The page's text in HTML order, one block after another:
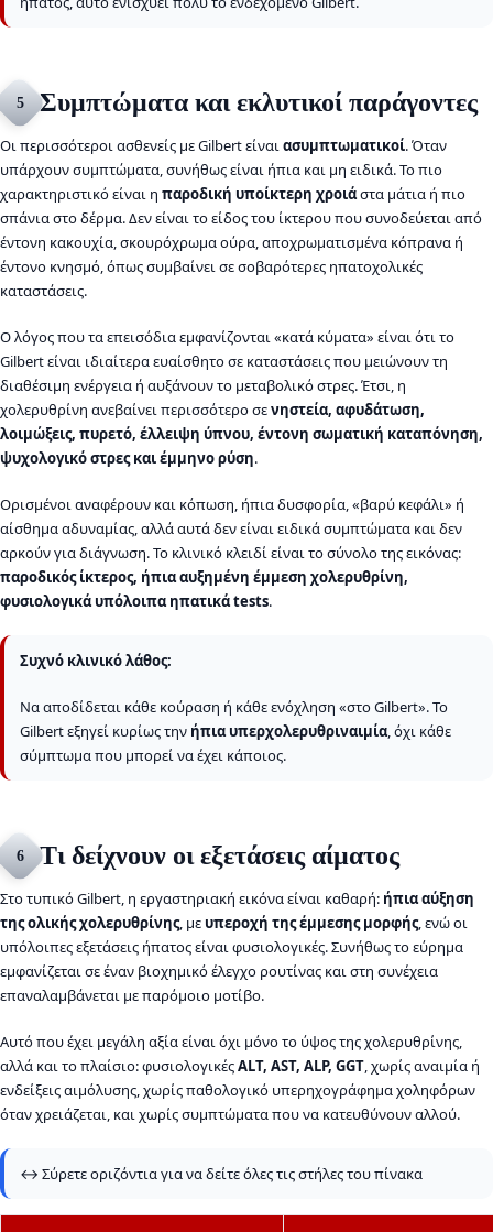
5 Συμπτώματα και εκλυτικοί παράγοντες
Οι περισσότεροι ασθενείς με Gilbert είναιασυμπτωματικοί. Όταν
υπάρχουν συμπτώματα, συνήθως είναι ήπια και μη ειδικά. Το πιο
χαρακτηριστικό είναι η παροδική υποίκτερη χροιάστα μάτια ή πιο
σπάνια στο δέρμα. Δεν είναι το είδος του ίκτερου που συνοδεύεται από
έντονη κακουχία, σκουρόχρωμα ούρα, αποχρωματισμένα κόπρανα ή
έντονο κνησμό, όπως συμβαίνει σε σοβαρότερες ηπατοχολικές
καταστάσεις.
Ο λόγος που τα επεισόδια εμφανίζονται «κατά κύματα» είναι ότι το
Gilbert είναι ιδιαίτερα ευαίσθητο σε καταστάσεις που μειώνουν τη
διαθέσιμη ενέργεια ή αυξάνουν το μεταβολικό στρες. Έτσι, η
χολερυθρίνη ανεβαίνει περισσότερο σενηστεία, αφυδάτωση,
λοιμώξεις, πυρετό, έλλειψη ύπνου, έντονη σωματική καταπόνηση,
ψυχολογικό στρες και έμμηνο ρύση.
Ορισμένοι αναφέρουν και κόπωση, ήπια δυσφορία, «βαρύ κεφάλι» ή
αίσθημα αδυναμίας, αλλά αυτά δεν είναι ειδικά συμπτώματα και δεν
αρκούν για διάγνωση. Το κλινικό κλειδί είναι το σύνολο της εικόνας:
παροδικός ίκτερος, ήπια αυξημένη έμμεση χολερυθρίνη,
φυσιολογικά υπόλοιπα ηπατικά tests.
Συχνό κλινικό λάθος:
Να αποδίδεται κάθε κούραση ή κάθε ενόχληση «στο Gilbert». Το
Gilbert εξηγεί κυρίως την ήπια υπερχολερυθριναιμία, όχι κάθε
σύμπτωμα που μπορεί να έχει κάποιος.
6 Τι δείχνουν οι εξετάσεις αίματος
Στο τυπικό Gilbert, η εργαστηριακή εικόνα είναι καθαρή: ήπια αύξηση
της ολικής χολερυθρίνης, με υπεροχή της έμμεσης μορφής, ενώ οι
υπόλοιπες εξετάσεις ήπατος είναι φυσιολογικές. Συνήθως το εύρημα
εμφανίζεται σε έναν βιοχημικό έλεγχο ρουτίνας και στη συνέχεια
επαναλαμβάνεται με παρόμοιο μοτίβο.
Αυτό που έχει μεγάλη αξία είναι όχι μόνο το ύψος της χολερυθρίνης,
αλλά και το πλαίσιο: φυσιολογικέςALT, AST, ALP, GGT, χωρίς αναιμία ή
ενδείξεις αιμόλυσης, χωρίς παθολογικό υπερηχογράφημα χοληφόρων
όταν χρειάζεται, και χωρίς συμπτώματα που να κατευθύνουν αλλού.
↔️ Σύρετε οριζόντια για να δείτε όλες τις στήλες του πίνακα